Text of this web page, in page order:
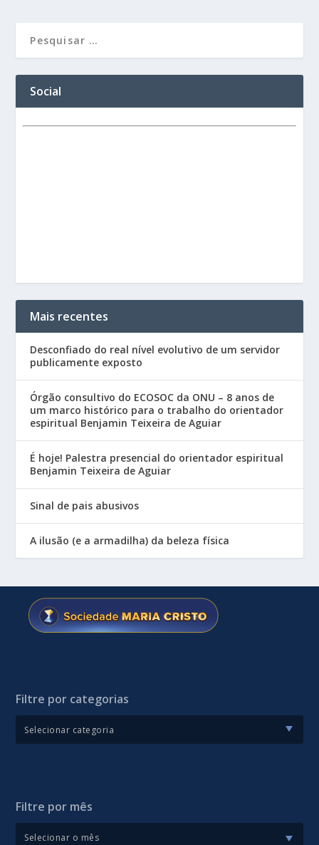
Social
Mais recentes
Desconfiado do real nível evolutivo de um servidor
publicamente exposto
Órgão consultivo do ECOSOC da ONU – 8 anos de
um marco histórico para o trabalho do orientador
espiritual Benjamin Teixeira de Aguiar
É hoje! Palestra presencial do orientador espiritual
Benjamin Teixeira de Aguiar
Sinal de pais abusivos
A ilusão (e a armadilha) da beleza física
Filtre por categorias
Filtre por mês